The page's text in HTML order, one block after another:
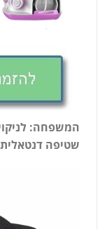
המשפחה:
שטיפה